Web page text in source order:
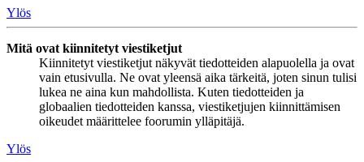
Ylös
Mitä ovat kiinnitetyt viestiketjut
Kiinnitetyt viestiketjut näkyvät tiedotteiden alapuolella ja ovat
vain etusivulla. Ne ovat yleensä aika tärkeitä, joten sinun tulisi
lukea ne aina kun mahdollista. Kuten tiedotteiden ja
globaalien tiedotteiden kanssa, viestiketjujen kiinnittämisen
oikeudet määrittelee foorumin ylläpitäjä.
Ylös